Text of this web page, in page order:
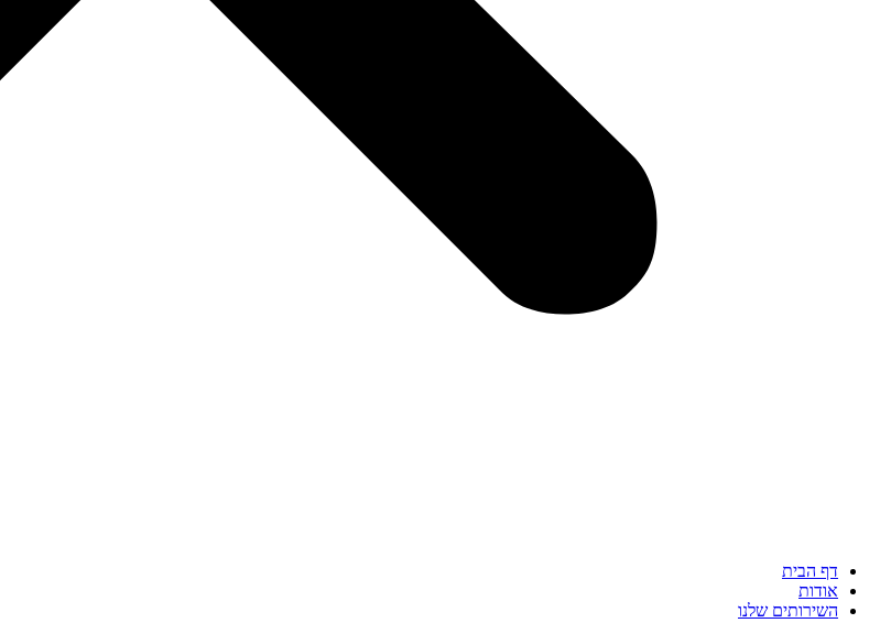
דף הבית
אודות
השירותים שלנו